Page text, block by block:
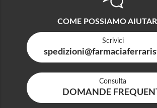
COME POSSIAMO
Scrivici
Consulta
DOMANDE